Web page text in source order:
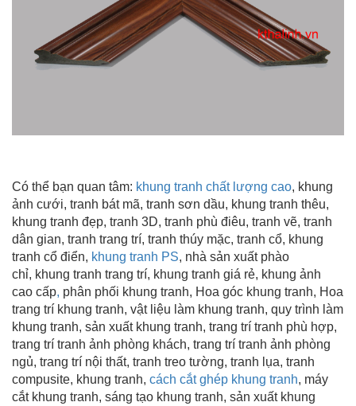
Có thể bạn quan tâm: khung tranh chất lượng cao, khung
ảnh cưới, tranh bát mã, tranh sơn dầu, khung tranh thêu,
khung tranh đẹp, tranh 3D, tranh phù điêu, tranh vẽ, tranh
dân gian, tranh trang trí, tranh thúy mặc, tranh cổ, khung
tranh cổ điển, khung tranh PS, nhà sản xuất phào
chỉ, khung tranh trang trí, khung tranh giá rẻ, khung ảnh
cao cấp, phân phối khung tranh, Hoa góc khung tranh, Hoa
trang trí khung tranh, vật liệu làm khung tranh, quy trình làm
khung tranh, sản xuất khung tranh, trang trí tranh phù hợp,
trang trí tranh ảnh phòng khách, trang trí tranh ảnh phòng
ngủ, trang trí nội thất, tranh treo tường, tranh lụa, tranh
compusite, khung tranh, cách cắt ghép khung tranh, máy
cắt khung tranh, sáng tạo khung tranh, sản xuất khung